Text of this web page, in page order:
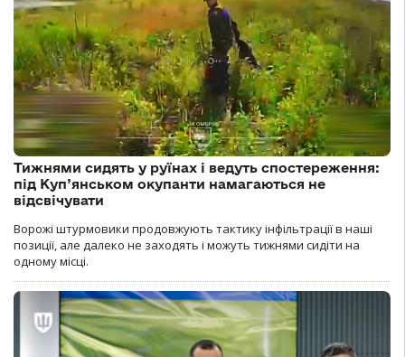
Тижнями сидять у руїнах і ведуть спостереження:
під Куп’янськом окупанти намагаються не
відсвічувати
Ворожі штурмовики продовжують тактику інфільтрації в наші
позиції, але далеко не заходять і можуть тижнями сидіти на
одному місці.